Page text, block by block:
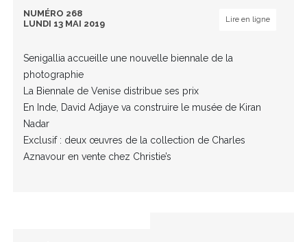
NUMÉRO 268
LUNDI 13 MAI 2019
Lire en ligne
Senigallia accueille une nouvelle biennale de la
photographie
La Biennale de Venise distribue ses prix
En Inde, David Adjaye va construire le musée de Kiran
Nadar
Exclusif : deux œuvres de la collection de Charles
Aznavour en vente chez Christie’s